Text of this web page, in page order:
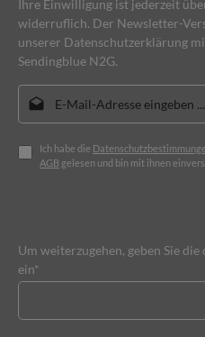
Ihre Einwilligung ist jederzeit
widerruflich. Der Newsletter-
unserer Datenschutzerklärung
Sendingblue N2G.
E-Mail-Adresse*
Ich habe die
AGB gelesen und bin mit ihnen
Um weiterzugehen, geben Sie
ein*